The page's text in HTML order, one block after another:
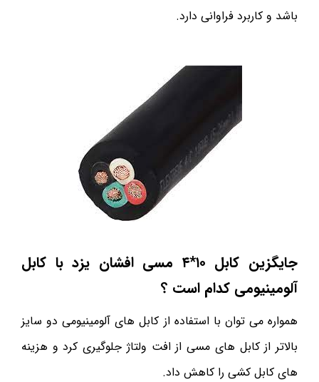
باشد و کاربرد فراوانی دارد.
جایگزین کابل ۱۰*۴ مسی افشان یزد با کابل
آلومینیومی کدام است ؟
همواره می توان با استفاده از کابل های آلومینیومی دو سایز
بالاتر از کابل های مسی از افت ولتاژ جلوگیری کرد و هزینه
های کابل کشی را کاهش داد.